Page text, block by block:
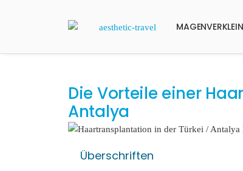
Die Vorteile einer
Antalya
Überschriften